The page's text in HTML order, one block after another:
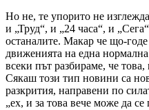
Но не, те упорито не
и „Труд“, и „24 часа“, и
останалите. Макар че що-
движенията на една
всеки път разбираме, че това,
Сякаш този тип новини са
разкрития, направени по
„ех, и за това вече може да